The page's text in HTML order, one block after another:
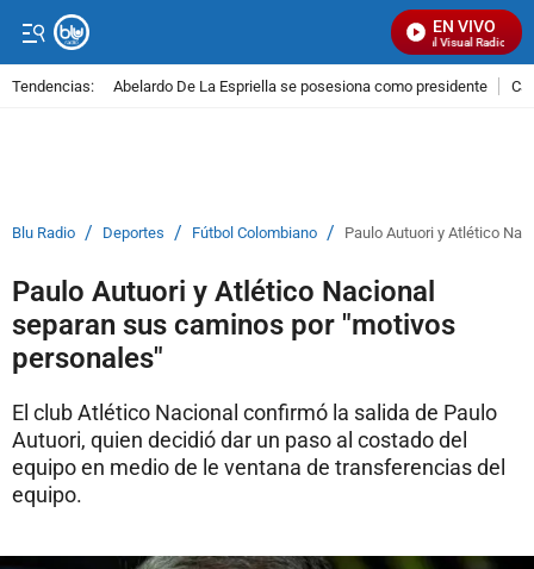
EN VIVO
Señal Visual Radio
Tendencias: Abelardo De La Espriella se posesiona como presidente
Blu Radio / Deportes / Fútbol Colombiano / Paulo Autuori y Atlético
Paulo Autuori y Atlético Nacional
separan sus caminos por "motivos
personales"
El club Atlético Nacional confirmó la salida de Paulo
Autuori, quien decidió dar un paso al costado del
equipo en medio de le ventana de transferencias del
equipo.